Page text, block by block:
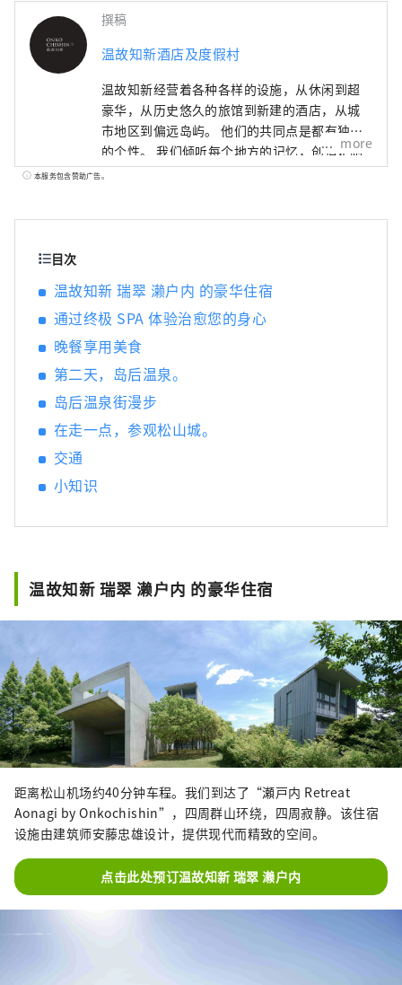
撰稿
温故知新酒店及度假村
温故知新经营着各种各样的设施，从休闲到超
豪华，从历史悠久的旅馆到新建的酒店，从城
市地区到偏远岛屿。 他们的共同点是都有独特
的个性。 我们倾听每个地方的记忆，创造定制
且独特的住宿概念。
more
本服务包含赞助广告。
目次
温故知新 瑞翠 濑户内 的豪华住宿
通过终极 SPA 体验治愈您的身心
晚餐享用美食
第二天，岛后温泉。
岛后温泉街漫步
在走一点，参观松山城。
交通
小知识
温故知新 瑞翠 濑户内 的豪华住宿
距离松山机场约40分钟车程。我们到达了“瀬戸内 Retreat
Aonagi by Onkochishin”，四周群山环绕，四周寂静。该住宿
设施由建筑师安藤忠雄设计，提供现代而精致的空间。
点击此处预订温故知新 瑞翠 濑户内